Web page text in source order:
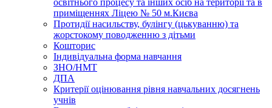
освітнього процесу та інших осіб на території та в
приміщеннях Ліцею № 50 м.Києва
Протидії насильству, булінгу (цькуванню) та
жорстокому поводженню з дітьми
Кошторис
Індивідуальна форма навчання
ЗНО/НМТ
ДПА
Критерії оцінювання рівня навчальних досягнень
учнів